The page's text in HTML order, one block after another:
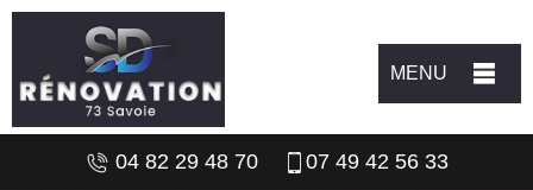
MENU
04 82 29 48 70 07 49 42 56 33